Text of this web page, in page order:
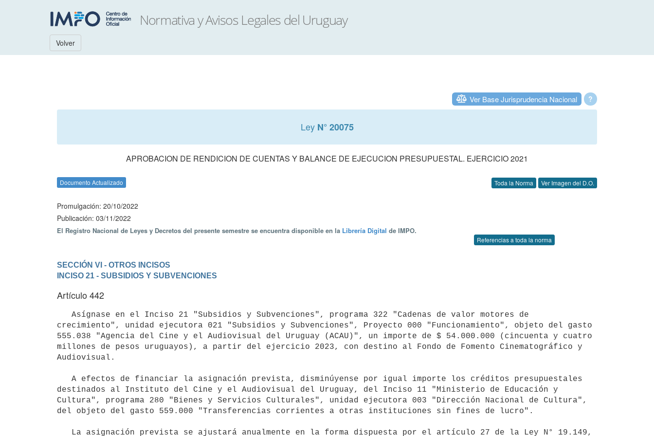
Volver
?
Ver Base Jurisprudencia Nacional
Ley N° 20075
APROBACION DE RENDICION DE CUENTAS Y BALANCE DE EJECUCION PRESUPUESTAL. EJERCICIO 2021
Documento Actualizado Toda la Norma Ver Imagen del D.O.
Promulgación: 20/10/2022
Publicación: 03/11/2022
El Registro Nacional de Leyes y Decretos del presente semestre se encuentra disponible en la Librería Digital de IMPO.
Referencias a toda la norma
SECCIÓN VI - OTROS INCISOS
INCISO 21 - SUBSIDIOS Y SUBVENCIONES
Artículo 442
crecimiento", unidad ejecutora 021 "Subsidios y Subvenciones", Proyecto 000 "Funcionamiento", objeto del gasto
555.038 "Agencia del Cine y el Audiovisual del Uruguay (ACAU)", un importe de $ 54.000.000 (cincuenta y cuatro
millones de pesos uruguayos), a partir del ejercicio 2023, con destino al Fondo de Fomento Cinematográfico y
Audiovisual.
destinados al Instituto del Cine y el Audiovisual del Uruguay, del Inciso 11 "Ministerio de Educación y
Cultura", programa 280 "Bienes y Servicios Culturales", unidad ejecutora 003 "Dirección Nacional de Cultura",
del objeto del gasto 559.000 "Transferencias corrientes a otras instituciones sin fines de lucro".